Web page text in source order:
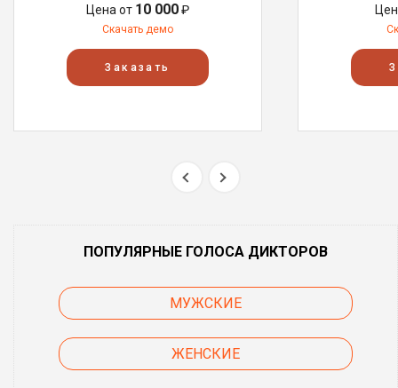
Цена от 10 000₽
Скачать демо
Заказать
ПОПУЛЯРНЫЕ ГОЛОСА ДИКТОРОВ
МУЖСКИЕ
ЖЕНСКИЕ